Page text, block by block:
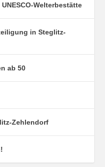
Welterbestätte
in Steglitz-
ab 50
Zehlendorf